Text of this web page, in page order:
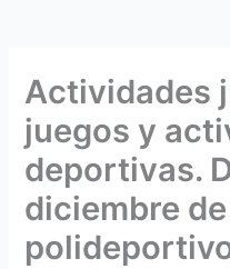
Actividades
juegos y
deportivas.
diciembre de